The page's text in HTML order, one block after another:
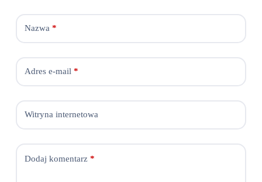
Nazwa*
Adres e-mail*
Witryna internetowa
Dodaj komentarz*